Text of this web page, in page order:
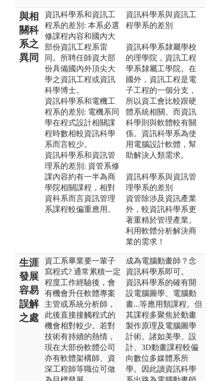
與相
關科
系之
異同
資訊科學系和資訊工
程系的差別: 本系必選
修課程內容和國內大
部份資訊工程系雷
同。所聘任師資大部
份具備國內外頂尖大
學之資訊工程或資訊
科學博士。
資訊科學系和電機工
程系的差別: 電機系同
學在程式設計相關課
程時數相較資訊科學
系而言較少。
資訊科學系和資訊管
理系的差別: 資管系修
課內容約有一半為商
學院相關課程，相對
資科系而言資訊管理
系課程較偏重應用。
資訊科學系與資訊工
程學系的差別
資訊科學系隸屬學校
的理學院，資訊工程
學系隸屬工學院。在
國外，資訊工程是電
子工程的一個分支，
所以資工會比較跟硬
體系統相關。而資訊
科學則與軟體較有關
係。資訊科學系為使
用電腦設計軟體，幫
助解決人類需求。
資訊科學系與資訊管
理學系的差別
資管除涉及資訊產業
外，較資訊科學系更
著重精於管理產業。
利用軟體分析解決商
業的需求！
生涯
發展
容易
誤解
之處
資工系畢業要一輩子
寫程式? 通常累積一定
程度工作經驗後，會
有機會升任軟體專案
主管或系統分析師，
此後直接接觸程式的
機會相對較少。若對
技術有持續的熱情，
現在大部份軟體公司
亦有軟體架構師、資
深工程師等職位可做
成為電腦動畫師？念
資訊科學系即可。
資訊科學系的確有開
設電腦圖學、電腦動
畫...等應用類課程。但
其課程多聚焦於動畫
製作原理及電腦圖學
計術。諸如美學、設
計、3D動畫課程較偏
向數位多媒體系所
學。因此讀資訊科學